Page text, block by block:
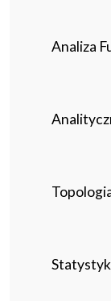
Analiza